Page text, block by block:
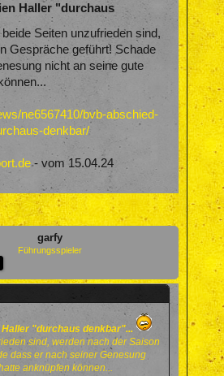
Haller "durchaus
beide Seiten unzufrieden sind,
Gespräche geführt! Schade
nicht an seine gute
ne6567410/bvb-abschied-
denkbar/
- vom 15.04.24
garfy
Führungsspieler
"durchaus denkbar"...
sind, werden nach der Saison
dass er nach seiner Genesung
anknüpfen können...